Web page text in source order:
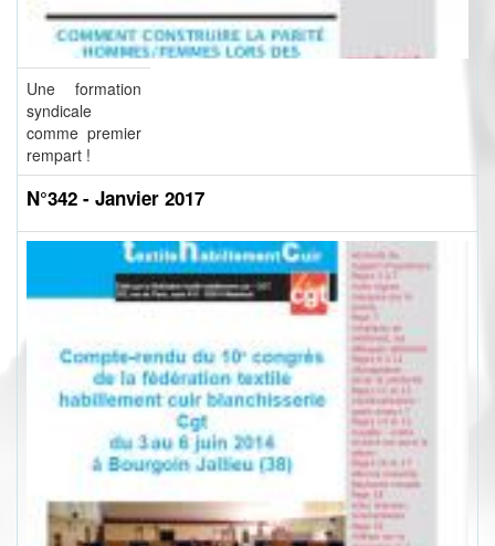
Une formation
syndicale
comme premier
rempart !
N°342 - Janvier 2017